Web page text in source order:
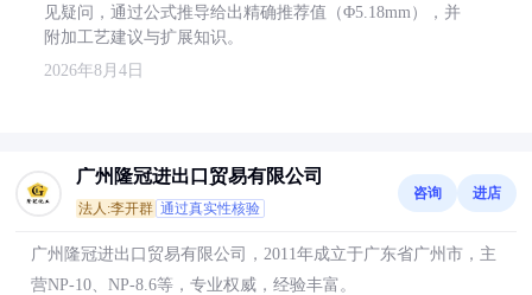
见疑问，通过公式推导给出精确推荐值（Φ5.18mm），并
附加工艺建议与扩展知识。
2026年8月4日
广州隆冠进出口贸易有限公司
法人:李开群 通过真实性核验
咨询 进店
广州隆冠进出口贸易有限公司，2011年成立于广东省广州市，主
营NP-10、NP-8.6等，专业权威，经验丰富。